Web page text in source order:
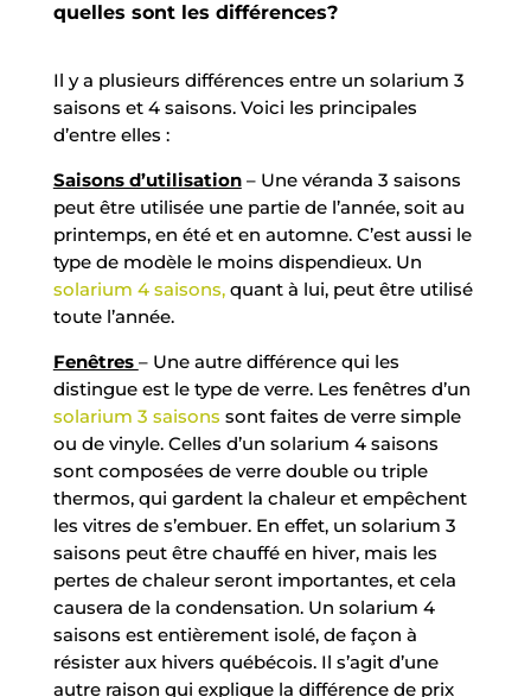
quelles sont les différences?
Il y a plusieurs différences entre un solarium 3
saisons et 4 saisons. Voici les principales
d’entre elles :
Saisons d’utilisation– Une véranda 3 saisons
peut être utilisée une partie de l’année, soit au
printemps, en été et en automne. C’est aussi le
type de modèle le moins dispendieux. Un
solarium 4 saisons,quant à lui, peut être utilisé
toute l’année.
Fenêtres – Une autre différence qui les
distingue est le type de verre. Les fenêtres d’un
solarium 3 saisons sont faites de verre simple
ou de vinyle. Celles d’un solarium 4 saisons
sont composées de verre double ou triple
thermos, qui gardent la chaleur et empêchent
les vitres de s’embuer. En effet, un solarium 3
saisons peut être chauffé en hiver, mais les
pertes de chaleur seront importantes, et cela
causera de la condensation. Un solarium 4
saisons est entièrement isolé, de façon à
résister aux hivers québécois. Il s’agit d’une
autre raison qui explique la différence de prix